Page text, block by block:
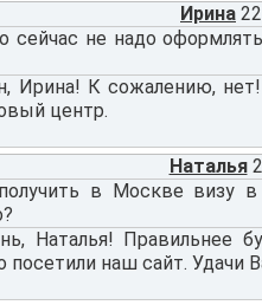
Ирина
сейчас не надо
Ирина! К сожалению,
центр.
Наталья
в Москве визу
Наталья! Правильнее
посетили наш сайт. Удачи